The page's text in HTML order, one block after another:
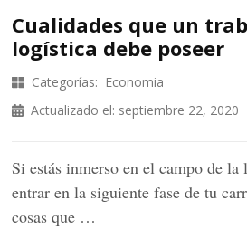
Cualidades que un
logística debe poseer
Categorías: Economia
Actualizado el: septiembre 22, 2020
Si estás inmerso en el campo de la
entrar en la siguiente fase de tu
cosas que …